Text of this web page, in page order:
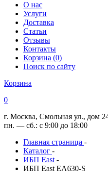
О нас
Услуги
Доставка
Статьи
Отзывы
Контакты
Корзина (0)
Поиск по сайту
Корзина
0
г. Москва, Смольная ул., дом
пн. — сб.: с 9:00 до 18:00
Главная страница -
Каталог -
ИБП East -
ИБП East EA630-S